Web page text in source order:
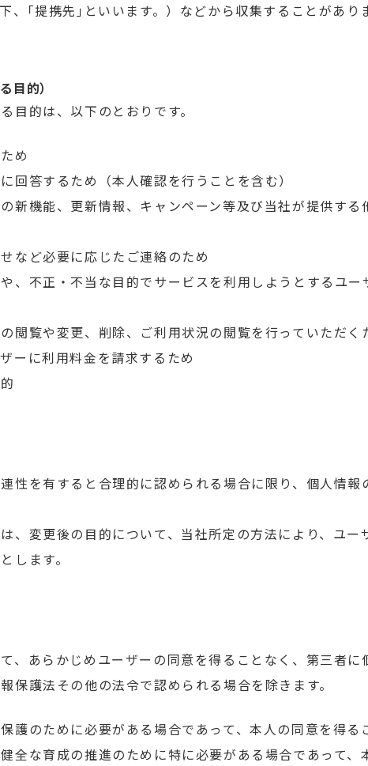
、｢提携先｣といいます。）などから収集することがあり
目的）
目的は、以下のとおりです。
め
回答するため（本人確認を行うことを含む）
新機能、更新情報、キャンペーン等及び当社が提供する
など必要に応じたご連絡のため
、不正・不当な目的でサービスを利用しようとするユ
閲覧や変更、削除、ご利用状況の閲覧を行っていただく
ーに利用料金を請求するため
性を有すると合理的に認められる場合に限り、個人情報
、変更後の目的について、当社所定の方法により、ユー
します。
、あらかじめユーザーの同意を得ることなく、第三者に
保護法その他の法令で認められる場合を除きます。
護のために必要がある場合であって、本人の同意を得る
全な育成の推進のために特に必要がある場合であって、